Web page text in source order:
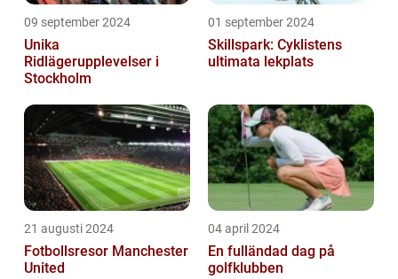
09 september 2024
Unika
Ridlägerupplevelser i
Stockholm
01 september 2024
Skillspark: Cyklistens
ultimata lekplats
21 augusti 2024
Fotbollsresor Manchester
United
04 april 2024
En fulländad dag på
golfklubben